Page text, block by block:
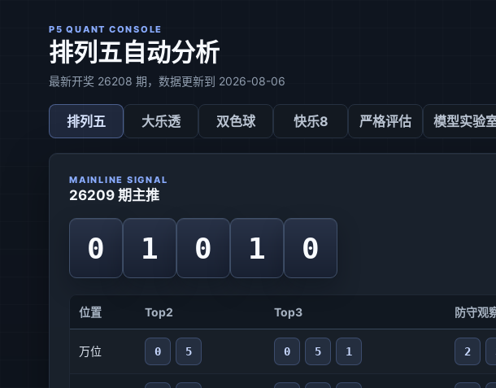
P5 QUANT CONSOLE
排列五自动分析
最新开奖 26208 期，数据更新到 2026-08-06
排列五 大乐透 双色球 快乐8 严格评估 模型实验
MAINLINE SIGNAL
26209 期主推
0 1 0 1 0
位置 Top2 Top3 防守观
万位 0 5 0 5 1 2